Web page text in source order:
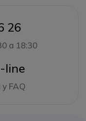
26
a 18:30
line
FAQ